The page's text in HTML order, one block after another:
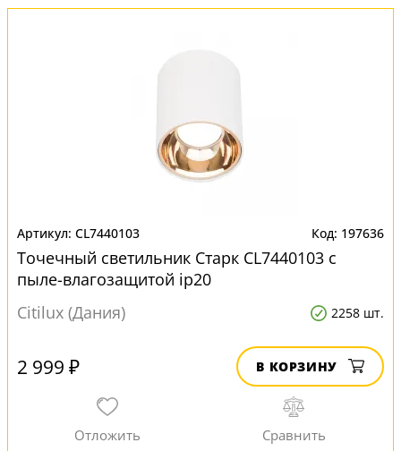
CL7440103 197636
Точечный светильник Старк CL7440103 с
пыле-влагозащитой ip20
Citilux (Дания)
2258 шт.
2 999 ₽ В КОРЗИНУ